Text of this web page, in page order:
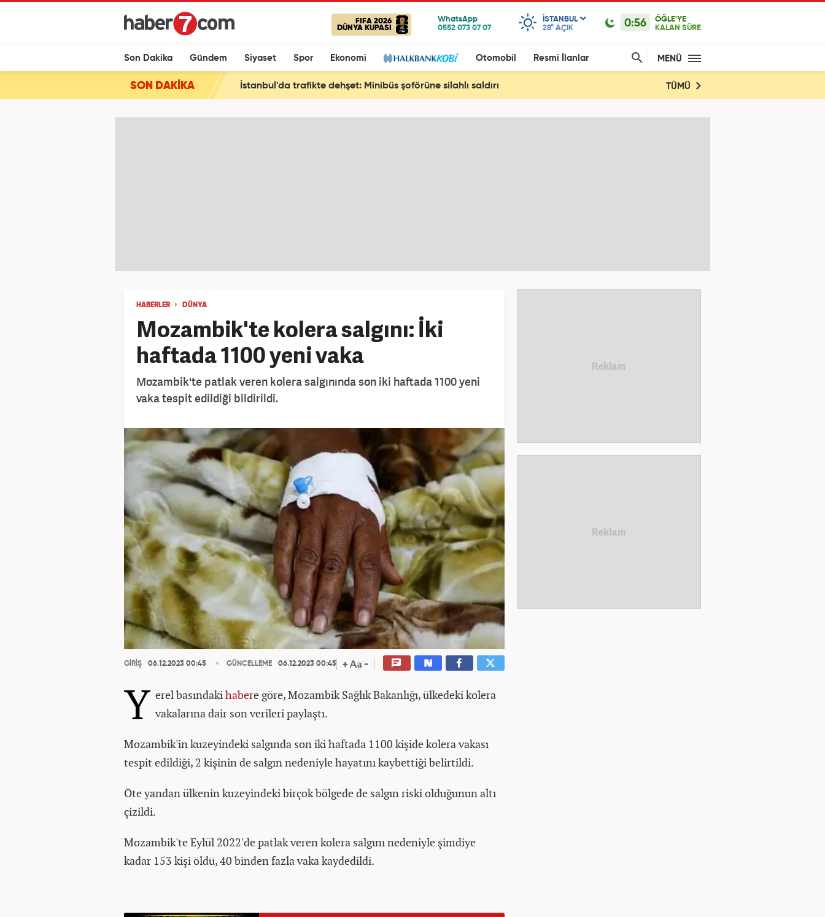
FIFA 2026
DÜNYA KUPASI
ISTANBUL
28° AÇIK 0:56
ÖĞLE'YE
KALAN SÜRE
Son Dakika Gündem Siyaset Spor Ekonomi Otomobil Resmi İlanlar MENÜ
SON DAKİKA İstanbul'da trafikte dehşet: Minibüs şoförüne silahlı saldırı TÜMÜ
HABERLER DÜNYA
Mozambik'te kolera salgını: İki
haftada 1100 yeni vaka
Mozambik'te patlak veren kolera salgınında son iki haftada 1100 yeni
vaka tespit edildiği bildirildi.
GİRİŞ 06.12.2023 00:45 GÜNCELLEME 06.12.2023 00:45
Y erel basındakihabere göre, Mozambik Sağlık Bakanlığı, ülkedeki kolera
vakalarına dair son verileri paylaştı.
Mozambik'in kuzeyindeki salgında son iki haftada 1100 kişide kolera vakası
tespit edildiği, 2 kişinin de salgın nedeniyle hayatını kaybettiği belirtildi.
Öte yandan ülkenin kuzeyindeki birçok bölgede de salgın riski olduğunun altı
çizildi.
Mozambik'te Eylül 2022'de patlak veren kolera salgını nedeniyle şimdiye
kadar 153 kişi öldü, 40 binden fazla vaka kaydedildi.